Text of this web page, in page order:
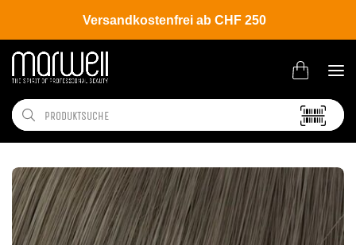
Versandkostenfrei ab CHF 250
Shop Hair Coloration Permanente Haarfarbe